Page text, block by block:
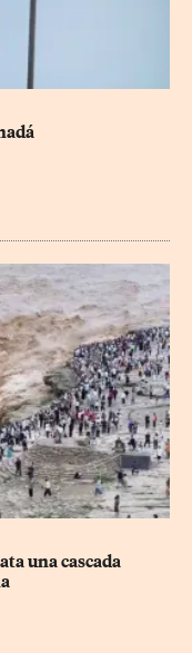
una cascada